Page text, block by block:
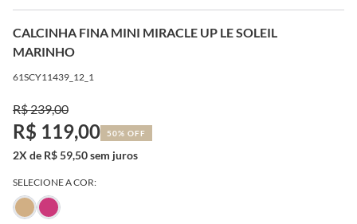
CALCINHA FINA MINI MIRACLE UP LE SOLEIL
MARINHO
61SCY11439_12_1
R$ 239,00
R$ 119,00 50% OFF
2X de R$ 59,50 sem juros
SELECIONE A COR: